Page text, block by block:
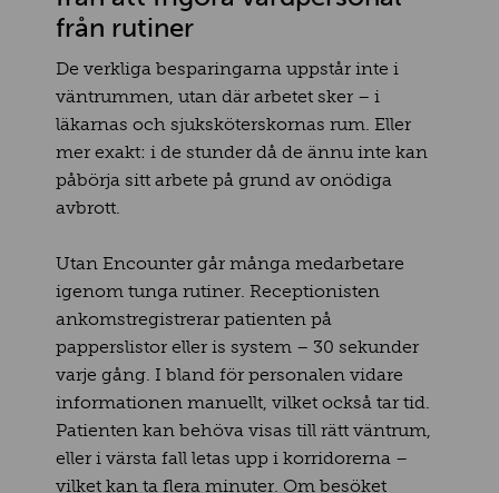
från rutiner
De verkliga besparingarna uppstår inte i
väntrummen, utan där arbetet sker – i
läkarnas och sjuksköterskornas rum. Eller
mer exakt: i de stunder då de ännu inte kan
påbörja sitt arbete på grund av onödiga
avbrott.
Utan Encounter går många medarbetare
igenom tunga rutiner. Receptionisten
ankomstregistrerar patienten på
papperslistor eller is system – 30 sekunder
varje gång. I bland för personalen vidare
informationen manuellt, vilket också tar tid.
Patienten kan behöva visas till rätt väntrum,
eller i värsta fall letas upp i korridorerna –
vilket kan ta flera minuter. Om besöket